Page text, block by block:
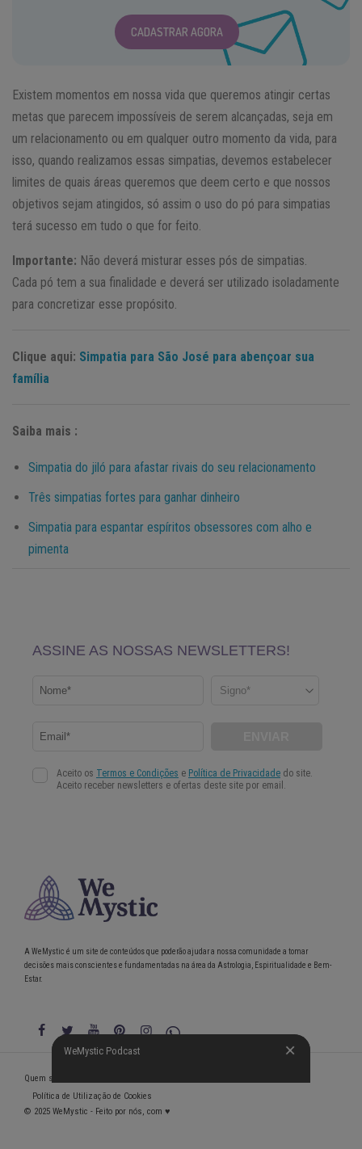
CADASTRAR AGORA
Existem momentos em nossa vida que queremos atingir certas
metas que parecem impossíveis de serem alcançadas, seja em
um relacionamento ou em qualquer outro momento da vida, para
isso, quando realizamos essas simpatias, devemos estabelecer
limites de quais áreas queremos que deem certo e que nossos
objetivos sejam atingidos, só assim o uso do pó para simpatias
terá sucesso em tudo o que for feito.
Importante: Não deverá misturar esses pós de simpatias.
Cada pó tem a sua finalidade e deverá ser utilizado isoladamente
para concretizar esse propósito.
Clique aqui: Simpatia para São José para abençoar sua
família
Saiba mais :
Simpatia do jiló para afastar rivais do seu relacionamento
Três simpatias fortes para ganhar dinheiro
Simpatia para espantar espíritos obsessores com alho e
pimenta
WeMystic Podcast
A WeMystic é um site de conteúdos que poderão ajudar a nossa comunidade a tomar
decisões mais conscientes e fundamentadas na área da Astrologia, Espiritualidade e Bem-
Estar.
WeMystic Podcast
Quem somos
Política de Utilização de Cookies
© 2025 WeMystic - Feito por nós, com ♥